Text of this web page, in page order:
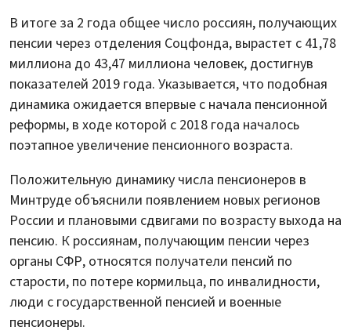
В итоге за 2 года общее число россиян, получающих
пенсии через отделения Соцфонда, вырастет с 41,78
миллиона до 43,47 миллиона человек, достигнув
показателей 2019 года. Указывается, что подобная
динамика ожидается впервые с начала пенсионной
реформы, в ходе которой с 2018 года началось
поэтапное увеличение пенсионного возраста.
Положительную динамику числа пенсионеров в
Минтруде объяснили появлением новых регионов
России и плановыми сдвигами по возрасту выхода на
пенсию. К россиянам, получающим пенсии через
органы СФР, относятся получатели пенсий по
старости, по потере кормильца, по инвалидности,
люди с государственной пенсией и военные
пенсионеры.